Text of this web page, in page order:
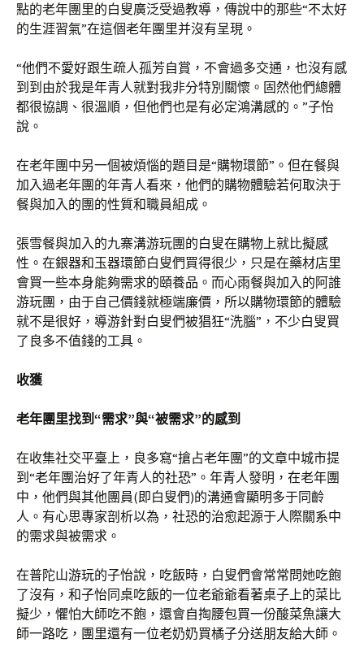
點的老年團里的白叟廣泛受過教導，傳說中的那些“不太好
的生涯習氣”在這個老年團里并沒有呈現。
“他們不愛好跟生疏人孤芳自賞，不會過多交通，也沒有感
到到由於我是年青人就對我非分特別關懷。固然他們總體
都很協調、很溫順，但他們也是有必定鴻溝感的。”子怡
說。
在老年團中另一個被煩惱的題目是“購物環節”。但在餐與
加入過老年團的年青人看來，他們的購物體驗若何取決于
餐與加入的團的性質和職員組成。
張雪餐與加入的九寨溝游玩團的白叟在購物上就比擬感
性。在銀器和玉器環節白叟們買得很少，只是在藥材店里
會買一些本身能夠需求的頤養品。而心雨餐與加入的阿誰
游玩團，由于自己價錢就極端廉價，所以購物環節的體驗
就不是很好，導游針對白叟們被猖狂“洗腦”，不少白叟買
了良多不值錢的工具。
收獲
老年團里找到“需求”與“被需求”的感到
在收集社交平臺上，良多寫“搶占老年團”的文章中城市提
到“老年團治好了年青人的社恐”。年青人發明，在老年團
中，他們與其他團員(即白叟們)的溝通會顯明多于同齡
人。有心思專家剖析以為，社恐的治愈起源于人際關系中
的需求與被需求。
在普陀山游玩的子怡說，吃飯時，白叟們會常常問她吃飽
了沒有，和子怡同桌吃飯的一位老爺爺看著桌子上的菜比
擬少，懼怕大師吃不飽，還會自掏腰包買一份酸菜魚讓大
師一路吃，團里還有一位老奶奶買橘子分送朋友給大師。